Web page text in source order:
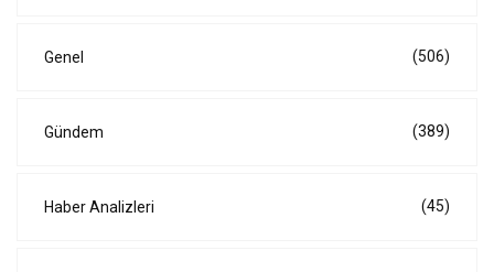
Genel (506)
Gündem (389)
Haber Analizleri (45)